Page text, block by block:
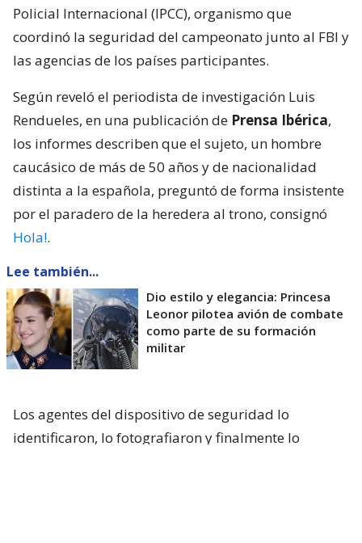
Policial Internacional (IPCC), organismo que
coordinó la seguridad del campeonato junto al FBI y
las agencias de los países participantes.
Según reveló el periodista de investigación Luis
Rendueles, en una publicación de Prensa Ibérica,
los informes describen que el sujeto, un hombre
caucásico de más de 50 años y de nacionalidad
distinta a la española, preguntó de forma insistente
por el paradero de la heredera al trono, consignó
Hola!.
Lee también...
Dio estilo y elegancia: Princesa
Leonor pilotea avión de combate
como parte de su formación
militar
Los agentes del dispositivo de seguridad lo
identificaron, lo fotografiaron y finalmente lo